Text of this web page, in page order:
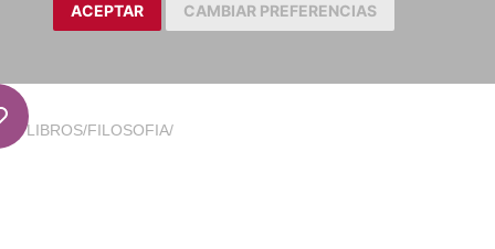
ACEPTAR CAMBIAR PREFERENCIAS
LIBROS/FILOSOFIA/